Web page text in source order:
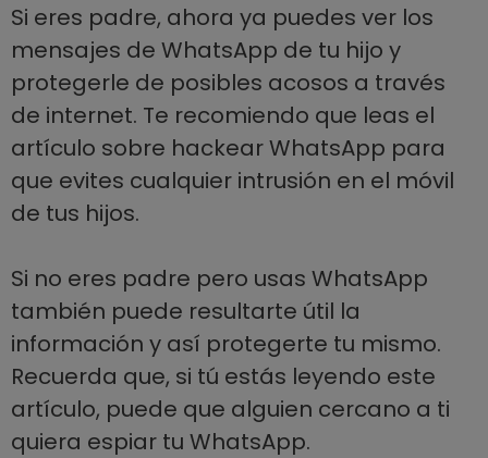
Si eres padre, ahora ya puedes ver los
mensajes de WhatsApp de tu hijo y
protegerle de posibles acosos a través
de internet. Te recomiendo que leas el
artículo sobre hackear WhatsApp para
que evites cualquier intrusión en el móvil
de tus hijos.
Si no eres padre pero usas WhatsApp
también puede resultarte útil la
información y así protegerte tu mismo.
Recuerda que, si tú estás leyendo este
artículo, puede que alguien cercano a ti
quiera espiar tu WhatsApp.